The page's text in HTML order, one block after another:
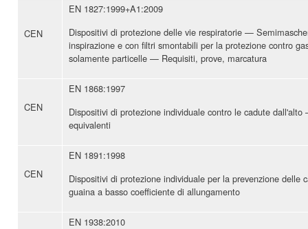
CEN
EN 1827:1999+A1:2009
Dispositivi di protezione delle vie respiratorie —
inspirazione e con filtri smontabili per la protezione contro
solamente particelle — Requisiti, prove, marcatura
CEN
EN 1868:1997
Dispositivi di protezione individuale contro le cadute
equivalenti
CEN
EN 1891:1998
Dispositivi di protezione individuale per la prevenzione
guaina a basso coefficiente di allungamento
EN 1938:2010